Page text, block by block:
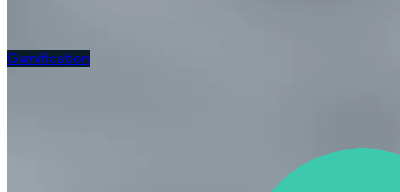
Gamification